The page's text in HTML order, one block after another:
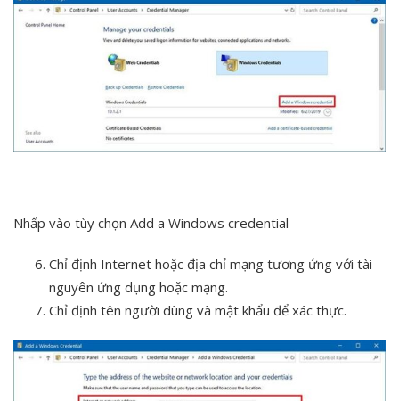
Nhấp vào tùy chọn Add a Windows credential
Chỉ định Internet hoặc địa chỉ mạng tương ứng với tài
nguyên ứng dụng hoặc mạng.
Chỉ định tên người dùng và mật khẩu để xác thực.